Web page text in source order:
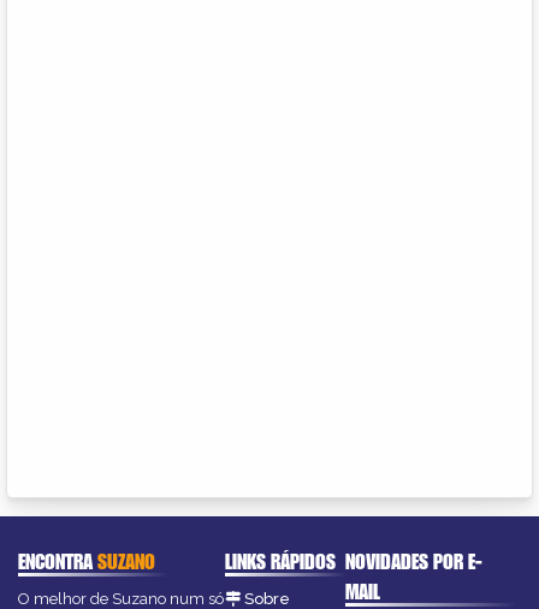
ENCONTRASUZANO
O melhor de Suzano num só
LINKS RÁPIDOS
Sobre
NOVIDADES POR E-
MAIL